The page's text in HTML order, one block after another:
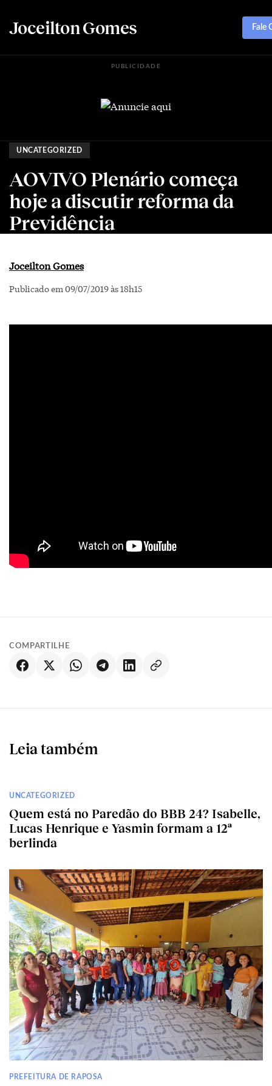
Joceilton Gomes Fale
PUBLICIDADE
UNCATEGORIZED
AOVIVO Plenário começa
hoje a discutir reforma da
Previdência
Joceilton Gomes
Publicado em 09/07/2019 às 18h15
COMPARTILHE
Leia também
UNCATEGORIZED
Quem está no Paredão do BBB 24? Isabelle,
Lucas Henrique e Yasmin formam a 12ª
berlinda
PREFEITURA DE RAPOSA